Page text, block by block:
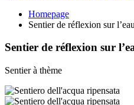
Homepage
Sentier de réflexion sur l’eau
Sentier de réflexion sur
Sentier à thème